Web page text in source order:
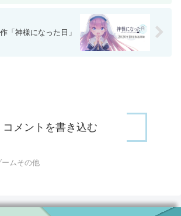
「神様になった日」
コメントを書き込む
ームその他